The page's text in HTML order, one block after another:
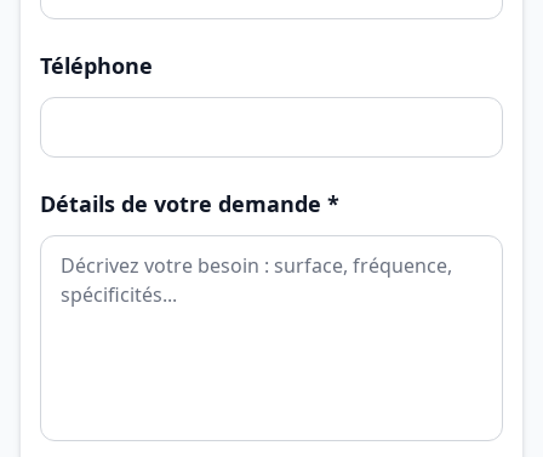
Téléphone
Détails de votre demande *